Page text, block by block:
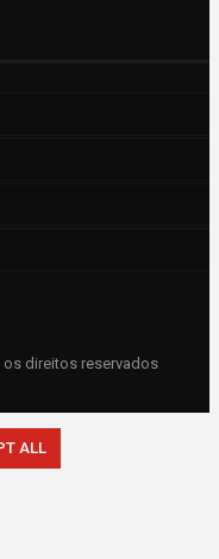
direitos reservados
ALL